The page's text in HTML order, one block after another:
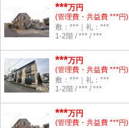
***万円
(管理費・共益費 ***円)
敷：***｜礼：***
1-2階 / *** / ***
***万円
(管理費・共益費 ***円)
敷：***｜礼：***
1-2階 / *** / ***
***万円
(管理費・共益費 ***円)